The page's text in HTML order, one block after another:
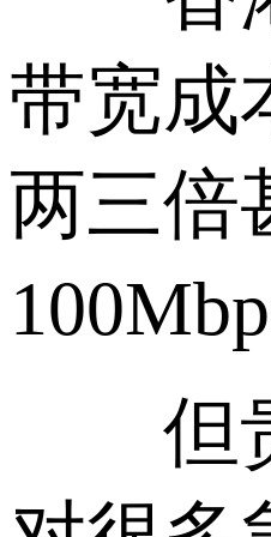
带宽成
两三倍
但贵